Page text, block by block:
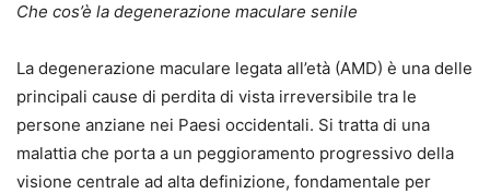
Che cos’è la degenerazione maculare senile
La degenerazione maculare legata all’età (AMD) è una delle
principali cause di perdita di vista irreversibile tra le
persone anziane nei Paesi occidentali. Si tratta di una
malattia che porta a un peggioramento progressivo della
visione centrale ad alta definizione, fondamentale per